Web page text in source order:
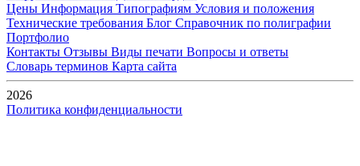
Цены Информация Типографиям Условия и положения
Технические требования Блог Справочник по полиграфии
Портфолио
Контакты Отзывы Виды печати Вопросы и ответы
Словарь терминов Карта сайта
2026
Политика конфиденциальности